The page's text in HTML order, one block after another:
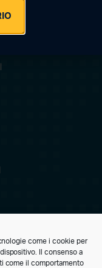
come i cookie per
Il consenso a
come il comportamento